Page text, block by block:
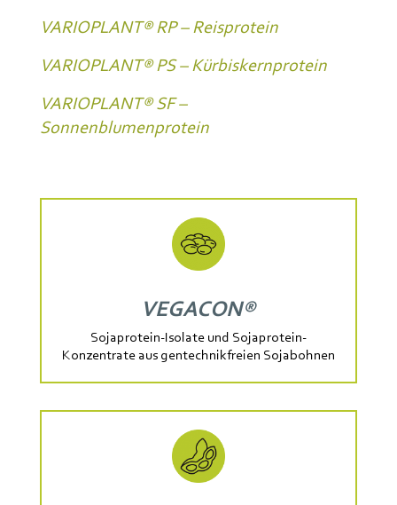
VARIOPLANT® RP – Reisprotein
VARIOPLANT® PS – Kürbiskernprotein
VARIOPLANT® SF –
Sonnenblumenprotein
VEGACON®
Sojaprotein-Isolate und Sojaprotein-
Konzentrate aus gentechnikfreien Sojabohnen